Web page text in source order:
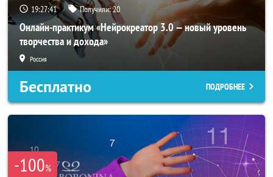
19:27:38 Получили:20
Онлайн-практикум «Нейрокреатор 3.0 — новый уровень
творчества и дохода»
Россия
Бесплатно ПОДРОБНЕЕ
-100%